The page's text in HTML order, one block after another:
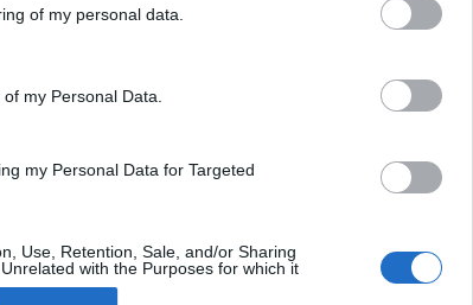
of my personal data.
my Personal Data.
my Personal Data for Targeted
Use, Retention, Sale, and/or Sharing
with the Purposes for which it